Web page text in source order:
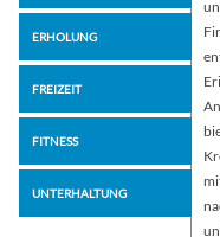
ERHOLUNG
FREIZEIT
FITNESS
UNTERHALTUNG